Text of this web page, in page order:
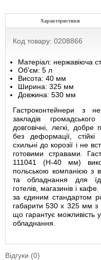
Характеристики
Код товару: 0208866
Матеріал: нержавіюча
Об'єм: 5 л
Висота: 40 мм
Ширина: 325 мм
Довжина: 530 мм
Гастроконтейнери з
закладів
довговічні, легкі,
без деформації,
схильні до корозії і не
готовими стравами.
111041 (Н-40 мм)
польською компанією з
та обладнання для
готелів, магазинів і
за єдиним стандартом
габарити 530 х 325 мм з
що гарантує можливість
обладнання.
Відгуки (0)